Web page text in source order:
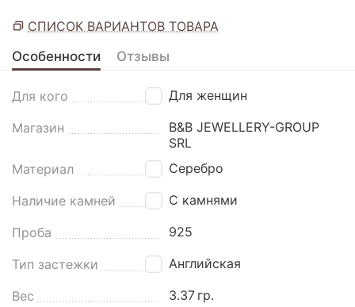
СПИСОК ВАРИАНТОВ ТОВАРА
Особенности
Отзывы
Для кого Для женщин
Магазин
B&B JEWELLERY-GROUP
SRL
Материал
Серебро
Наличие камней С камнями
Проба 925
Тип застежки Английская
Вес 3.37 гр.